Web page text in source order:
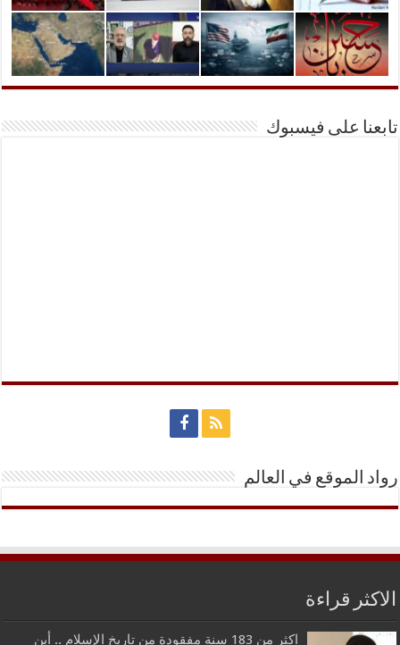
تابعنا على فيسبوك
رواد الموقع في العالم
الاكثر قراءة
اكثر من 183 سنة مفقودة من تاريخ الإسلام .. أين